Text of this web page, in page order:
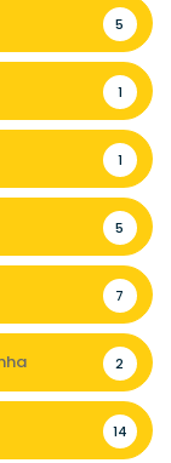
5
1
1
5
7
2
14